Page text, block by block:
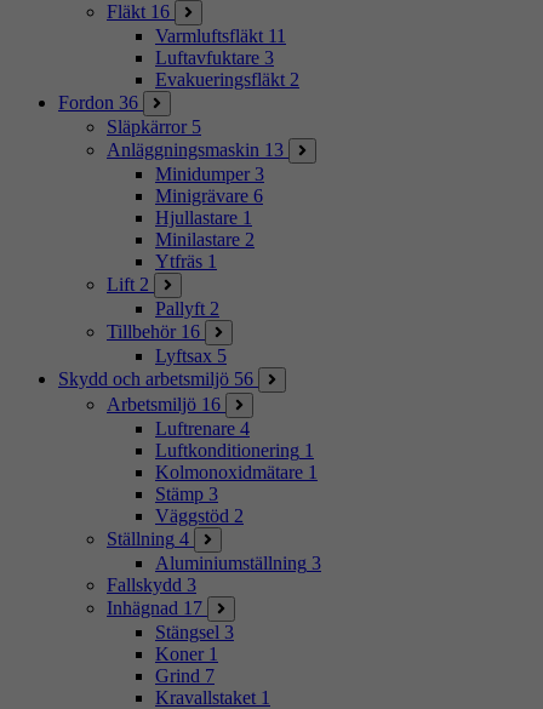
Fläkt 16
Varmluftsfläkt 11
Luftavfuktare 3
Evakueringsfläkt 2
Fordon 36
Släpkärror 5
Anläggningsmaskin 13
Minidumper 3
Minigrävare 6
Hjullastare 1
Minilastare 2
Ytfräs 1
Lift 2
Pallyft 2
Tillbehör 16
Lyftsax 5
Skydd och arbetsmiljö 56
Arbetsmiljö 16
Luftrenare 4
Luftkonditionering 1
Kolmonoxidmätare 1
Stämp 3
Väggstöd 2
Ställning 4
Aluminiumställning 3
Fallskydd 3
Inhägnad 17
Stängsel 3
Koner 1
Grind 7
Kravallstaket 1